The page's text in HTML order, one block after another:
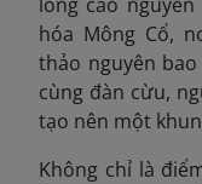
hóa Mông Cổ,
thảo nguyên
cùng đàn cừu,
tạo nên một
Không chỉ là